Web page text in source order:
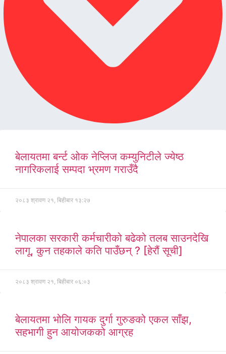
बेलायतमा बर्न्ट ओक नेप्लिज कम्युनिटीले ज्येष्ठ
नागरिकलाई सम्पदा भ्रमण गराउँदै
२०८३ श्रावण २१, बिहीबार १३:२७
नेपालका सरकारी कर्मचारीको बढेको तलब साउनदेखि
लागू, कुन तहकाले कति पाउँछन् ? [हेरौं सूची]
२०८३ श्रावण २१, बिहीबार ०६:०३
बेलायतमा भोलि गायक दुर्गा गुरुङको एकल साँझ,
सहभागी हुन आयोजकको आग्रह